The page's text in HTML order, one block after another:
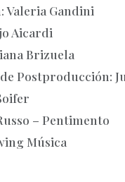
Valeria Gandini
Aicardi
Brizuela
Postproducción:
– Pentimento
Música